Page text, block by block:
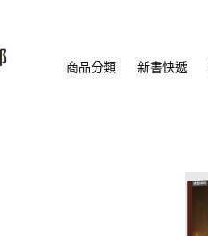
商品分類 新書快遞